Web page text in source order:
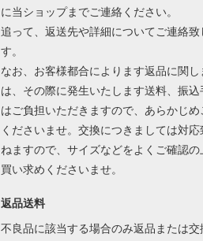
に当ショップまでご連絡ください。
追って、返送先や詳細についてご連絡致
す。
なお、お客様都合によります返品に関し
は、その際に発生いたします送料、振込
はご負担いただきますので、あらかじめ
くださいませ。交換につきましては対応
ねますので、サイズなどをよくご確認の
買い求めくださいませ。
返品送料
不良品に該当する場合のみ返品または交